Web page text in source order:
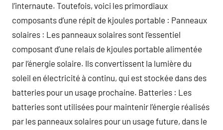
l’internaute. Toutefois, voici les primordiaux
composants d’une répit de kjoules portable : Panneaux
solaires : Les panneaux solaires sont l’essentiel
composant d’une relais de kjoules portable alimentée
par l’énergie solaire. Ils convertissent la lumière du
soleil en électricité à continu, qui est stockée dans des
batteries pour un usage prochaine. Batteries : Les
batteries sont utilisées pour maintenir l’énergie réalisés
par les panneaux solaires pour un usage future, dans le